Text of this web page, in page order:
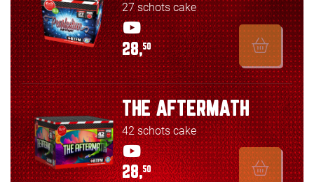
27 schots cake
28,50
THE AFTERMATH
42 schots cake
28,50